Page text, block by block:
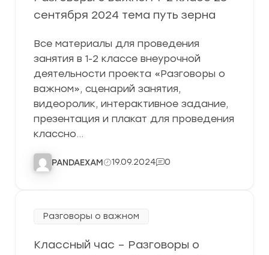
сентября 2024 тема путь зерна
Все материалы для проведения
занятия в 1-2 классе внеурочной
деятельности проекта «Разговоры о
важном», сценарий занятия,
видеоролик, интерактивное задание,
презентация и плакат для проведения
классно…
PANDAEXAM 19.09.2024 0
Разговоры о важном
Классный час – Разговоры о